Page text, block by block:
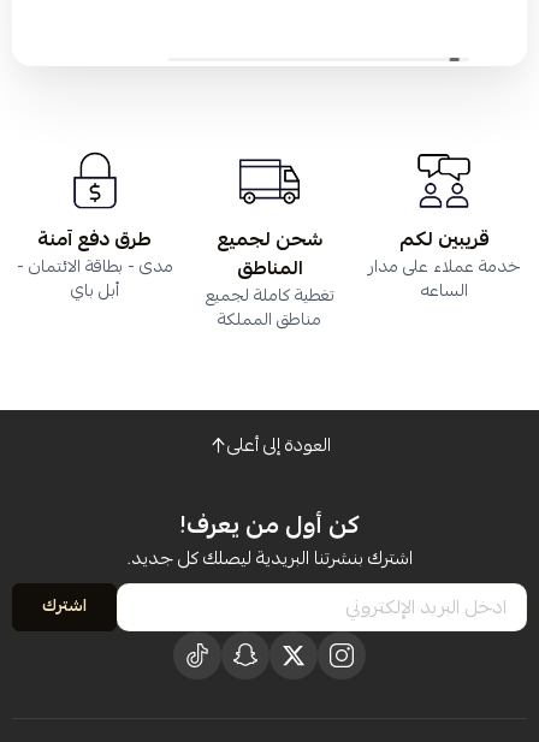
قريبين لكم
خدمة عملاء على مدار
الساعه
شحن لجميع
المناطق
تغطية كاملة لجميع
مناطق المملكة
طرق دفع آمنة
مدى - بطاقة الائتمان -
أبل باي
العودة إلى أعلى
كن أول من يعرف!
اشترك بنشرتنا البريدية ليصلك كل جديد.
اشترك